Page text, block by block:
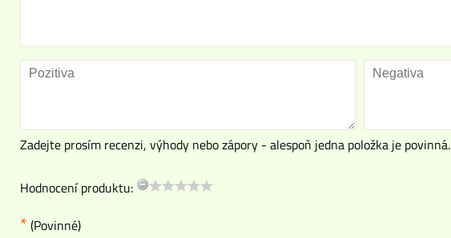
Zadejte prosím recenzi, výhody nebo zápory - alespoň jedna položka je povinná.
Hodnocení produktu:
* (Povinné)